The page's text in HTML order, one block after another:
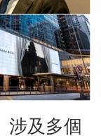
及多個